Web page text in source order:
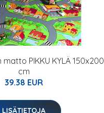
PIKKU KYLÄ 150x200
cm
39.38 EUR
LISÄTIETOJA